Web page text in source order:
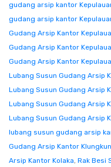
gudang arsip kantor
gudang arsip kantor
Gudang Arsip Kantor
Gudang Arsip Kantor
Gudang Arsip Kantor
Lubang Susun Gudang Arsip
Lubang Susun Gudang Arsip
Lubang Susun Gudang Arsip
Lubang Susun Gudang Arsip
lubang susun gudang arsip
Gudang Arsip Kantor
Arsip Kantor Kolaka, Rak Besi